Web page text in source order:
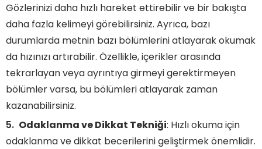
Gözlerinizi daha hızlı hareket ettirebilir ve bir bakışta
daha fazla kelimeyi görebilirsiniz. Ayrıca, bazı
durumlarda metnin bazı bölümlerini atlayarak okumak
da hızınızı artırabilir. Özellikle, içerikler arasında
tekrarlayan veya ayrıntıya girmeyi gerektirmeyen
bölümler varsa, bu bölümleri atlayarak zaman
kazanabilirsiniz.
Odaklanma ve Dikkat Tekniği: Hızlı okuma için
odaklanma ve dikkat becerilerini geliştirmek önemlidir.